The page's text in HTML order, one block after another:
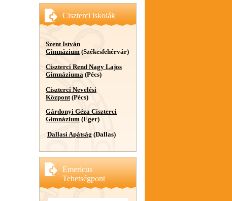
Ciszterci iskolák
Szent István
Gimnázium (Székesfehérvár)
Ciszterci Rend Nagy Lajos
Gimnáziuma (Pécs)
Ciszterci Nevelési
Központ(Pécs)
Gárdonyi Géza Ciszterci
Gimnázium (Eger)
Dallasi Apátság (Dallas)
Emericus
Tehetségpont